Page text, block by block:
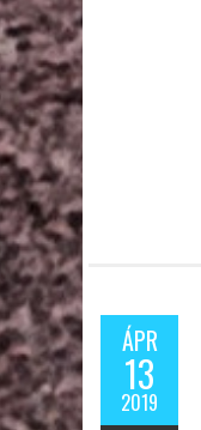
ÁPR
13
2019